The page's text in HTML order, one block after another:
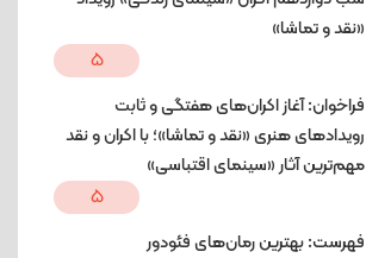
«نقد و تماشا»
5
فراخوان: آغاز اکران‌های هفتگی و ثابت
رویدادهای هنری «نقد و تماشا»؛ با اکران و نقد
مهم‌ترین آثار «سینمای اقتباسی»
5
فهرست: بهترین رمان‌های فئودور